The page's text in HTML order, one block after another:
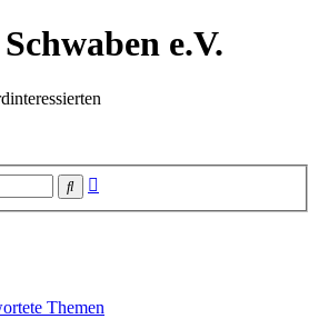
e.V.
Suche
Themen